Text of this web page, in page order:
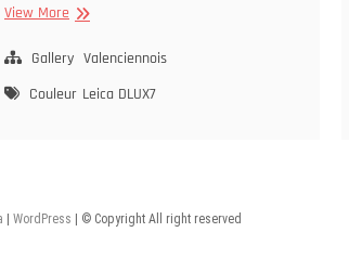
View More Frasnoy
ses
Gallery Valenciennois
Couleur Leica DLUX7
| WordPress | © Copyright All right reserved